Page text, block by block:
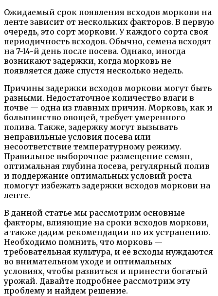
Ожидаемый срок появления всходов моркови на
ленте зависит от нескольких факторов. В первую
очередь, это сорт моркови. У каждого сорта своя
периодичность всходов. Обычно, семена всходят
на 7-14-й день после посева. Однако, иногда
возникают задержки, когда морковь не
появляется даже спустя несколько недель.
Причины задержки всходов моркови могут быть
разными. Недостаточное количество влаги в
почве — одна из главных причин. Морковь, как и
большинство овощей, требует умеренного
полива. Также, задержку могут вызывать
неправильные условия посева или
несоответствие температурному режиму.
Правильное выборочное размещение семян,
оптимальная глубина посева, регулярный полив
и поддержание оптимальных условий роста
помогут избежать задержки всходов моркови на
ленте.
В данной статье мы рассмотрим основные
факторы, влияющие на сроки всходов моркови,
а также дадим рекомендации по их устранению.
Необходимо помнить, что морковь —
требовательная культура, и ее всходы нуждаются
во внимательном уходе и оптимальных
условиях, чтобы развиться и принести богатый
урожай. Давайте подробнее рассмотрим эту
проблему и найдем решение.